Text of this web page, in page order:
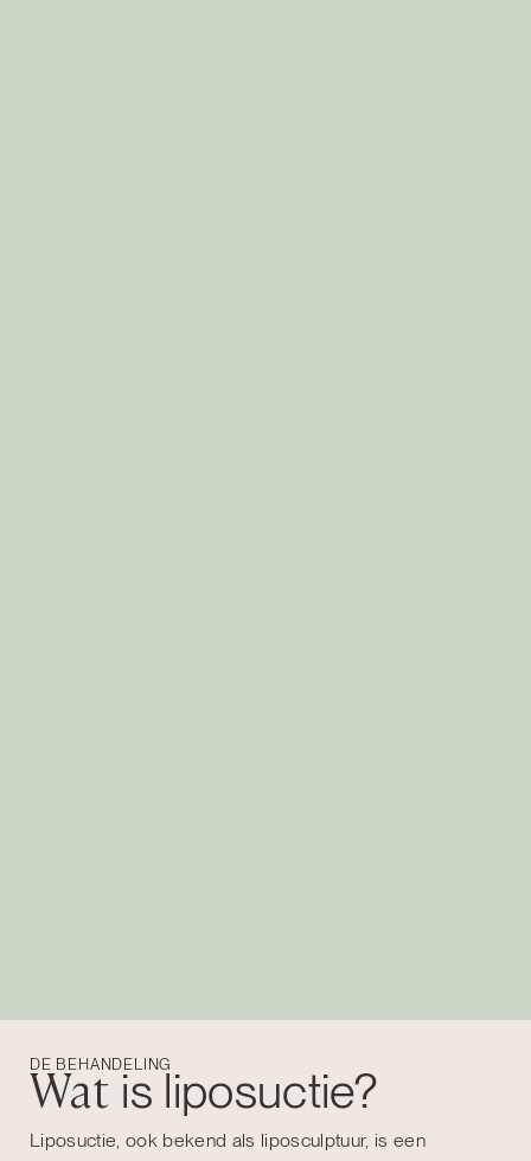
DE BEHANDELING
Wat is liposuctie?
Liposuctie, ook bekend als liposculptuur, is een